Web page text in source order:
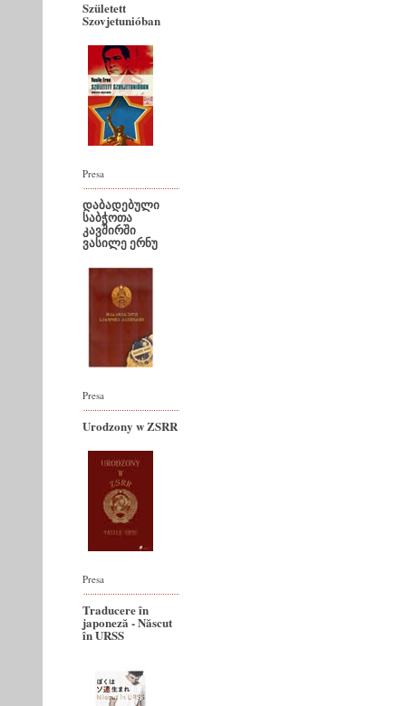
Született
Szovjetunióban
Presa
დაბადებული
საბჭოთა
კავშირში
ვასილე ერნუ
Presa
Urodzony w ZSRR
Presa
Traducere în
japoneză - Născut
în URSS